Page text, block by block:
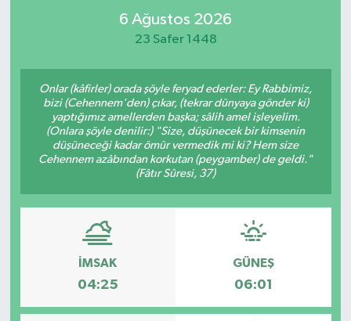
6 Ağustos 2026
23 Safer 1448
Onlar (kâfirler) orada şöyle feryad ederler: Ey Rabbimiz,
bizi (Cehennem'den) çıkar, (tekrar dünyaya gönder ki)
yaptığımız amellerden başka; sâlih amel işleyelim.
(Onlara şöyle denilir:) "Size, düşünecek bir kimsenin
düşüneceği kadar ömür vermedik mi ki? Hem size
Cehennem azâbından korkutan (peygamber) de geldi."
(Fâtır Sûresi, 37)
İMSAK
04:25
GÜNEŞ
06:01